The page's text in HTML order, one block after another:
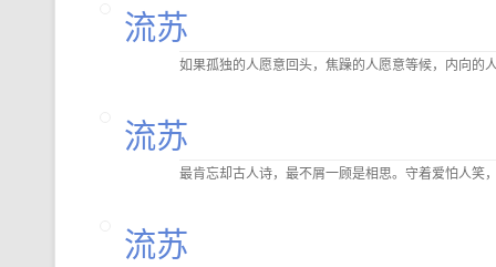
流苏
如果孤独的人愿意回头，焦躁的人愿意等候，内向的
流苏
最肯忘却古人诗，最不屑一顾是相思。守着爱怕人笑
流苏